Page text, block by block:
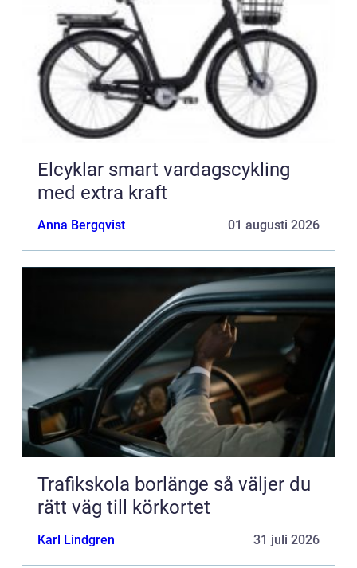
Elcyklar smart vardagscykling
med extra kraft
Anna Bergqvist 01 augusti 2026
Trafikskola borlänge så väljer du
rätt väg till körkortet
Karl Lindgren 31 juli 2026